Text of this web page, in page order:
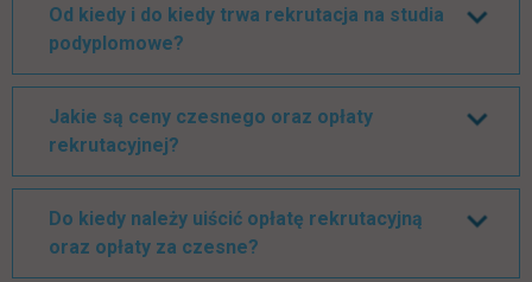
Od kiedy i do kiedy trwa rekrutacja na studia
podyplomowe?
Jakie są ceny czesnego oraz opłaty
rekrutacyjnej?
Do kiedy należy uiścić opłatę rekrutacyjną
oraz opłaty za czesne?